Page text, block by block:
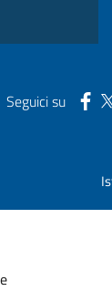
Seguici su